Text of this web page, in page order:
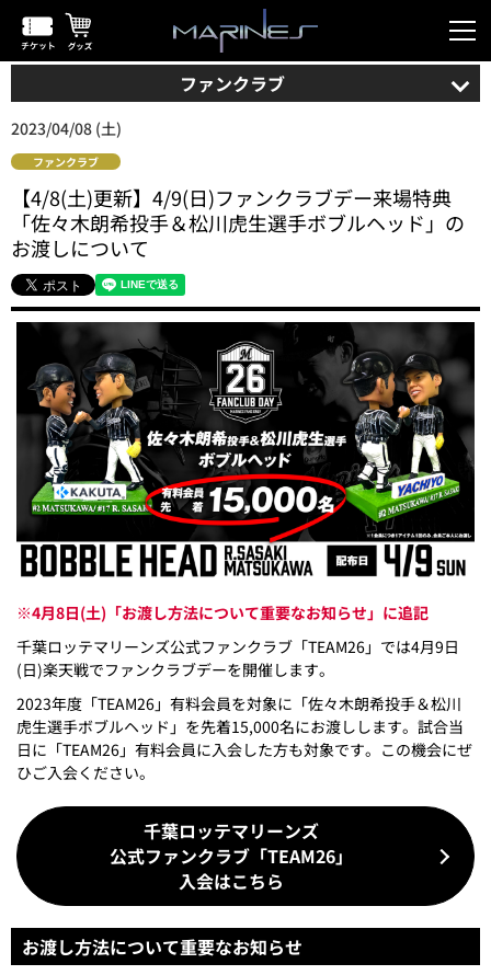
ファンクラブ
2023/04/08 (土)
ファンクラブ
【4/8(土)更新】4/9(日)ファンクラブデー来場特典
「佐々木朗希投手＆松川虎生選手ボブルヘッド」の
お渡しについて
※4月8日(土)「お渡し方法について重要なお知らせ」に追記
千葉ロッテマリーンズ公式ファンクラブ「TEAM26」では4月9日
(日)楽天戦でファンクラブデーを開催します。
2023年度「TEAM26」有料会員を対象に「佐々木朗希投手＆松川
虎生選手ボブルヘッド」を先着15,000名にお渡しします。試合当
日に「TEAM26」有料会員に入会した方も対象です。この機会にぜ
ひご入会ください。
千葉ロッテマリーンズ
公式ファンクラブ「TEAM26」
入会はこちら
お渡し方法について重要なお知らせ